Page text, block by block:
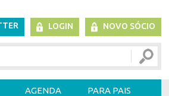
LOGIN NOVO SÓCIO
AGENDA PARA PAIS